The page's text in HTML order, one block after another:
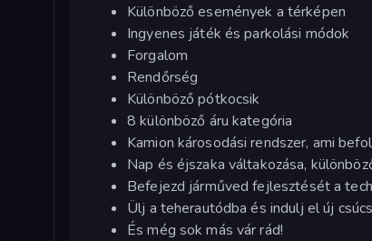
Különböző események a térképen
Ingyenes játék és parkolási módok
Forgalom
Rendőrség
Különböző pótkocsik
8 különböző áru kategória
Kamion károsodási rendszer, ami
Nap és éjszaka váltakozása,
Befejezd járműved fejlesztését a
Ülj a teherautódba és indulj el új
És még sok más vár rád!